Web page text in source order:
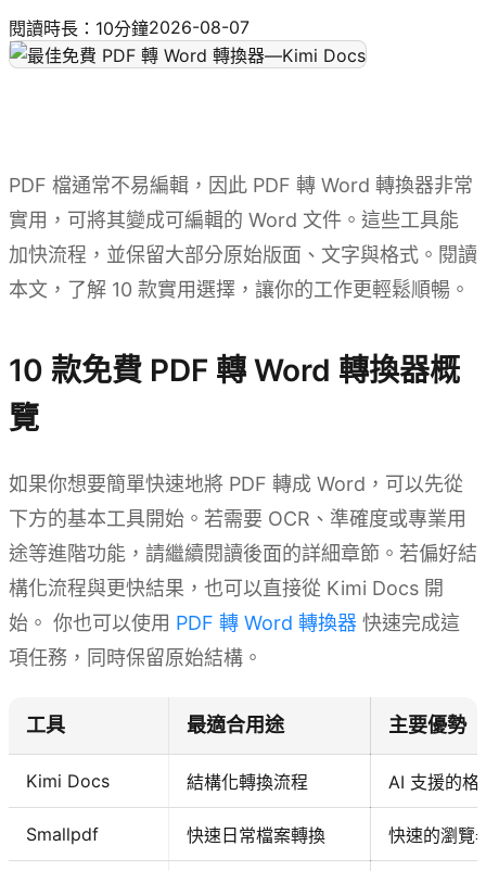
閱讀時長：10分鐘2026-08-07
PDF 檔通常不易編輯，因此 PDF 轉 Word 轉換器非常
實用，可將其變成可編輯的 Word 文件。這些工具能
加快流程，並保留大部分原始版面、文字與格式。閱讀
本文，了解 10 款實用選擇，讓你的工作更輕鬆順暢。
10 款免費 PDF 轉 Word 轉換器概
覽
如果你想要簡單快速地將 PDF 轉成 Word，可以先從
下方的基本工具開始。若需要 OCR、準確度或專業用
途等進階功能，請繼續閱讀後面的詳細章節。若偏好結
構化流程與更快結果，也可以直接從 Kimi Docs 開
始。 你也可以使用 PDF 轉 Word 轉換器 快速完成這
項任務，同時保留原始結構。
工具 最適合用途 主要優勢
Kimi Docs 結構化轉換流程 AI 支援的格
Smallpdf 快速日常檔案轉換 快速的瀏覽